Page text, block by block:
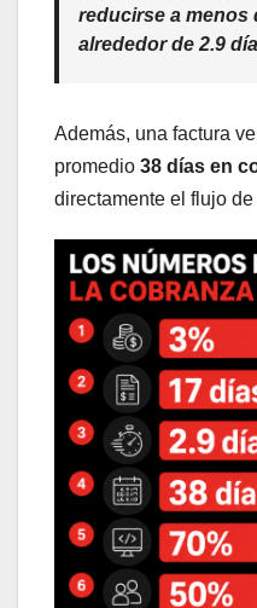
reducirse a menos
alrededor de 2.9
Además, una factura
promedio 38 días en
directamente el flujo